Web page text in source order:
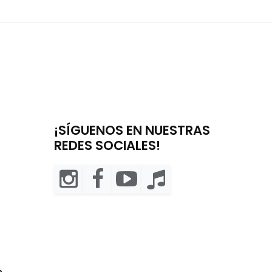
¡SÍGUENOS EN NUESTRAS
REDES SOCIALES!